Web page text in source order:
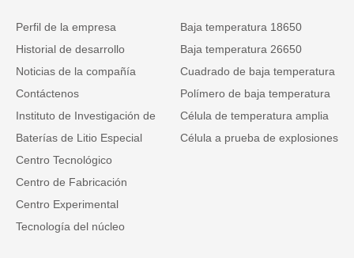
Perfil de la empresa
Historial de desarrollo
Noticias de la compañía
Contáctenos
Instituto de Investigación de
Baterías de Litio Especial
Centro Tecnológico
Centro de Fabricación
Centro Experimental
Tecnología del núcleo
Baja temperatura 18650
Baja temperatura 26650
Cuadrado de baja temperatura
Polímero de baja temperatura
Célula de temperatura amplia
Célula a prueba de explosiones